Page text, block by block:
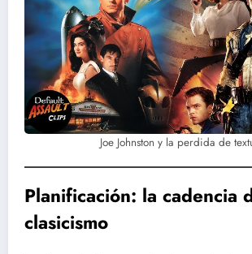
Joe Johnston y la perdida de
Planificación: la cadencia
clasicismo